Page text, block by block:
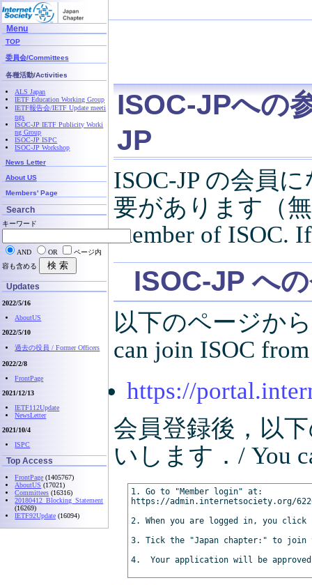
ISOC-JPへの
JP
ISOC-JP の会員
要があります（
member of ISOC.
ISOC-JP へ
以下のページか
can join ISOC
https://
会員登録後，以
いします．/ You
1. Go to "Member login" at:
https://admin.internetsociety.org/
2. When you are logged in, you
3. Tick the "Japan chapter:" to join
4.  Your application will be
Menu
TOP
委員会/Committees
各種活動/Activities
ALS Japan
IETF Education Working Group
IETF報告会/IETF Update meeti
ngs
ISOC-JP IETF Publicity Worki
ng Group
ISOC-JP ISPC
ISOC-JP Workshop
News Letter
About US
Members' Page
Search
キーワード
AND OR
ページ内
容も含める
Updates
2022/5/16
AboutUS
2022/5/10
過去の役員 / Former Officers
2022/2/8
FrontPage
2021/12/13
IETF112Update
NewsLetter
2021/10/4
ISPC
Top Access
FrontPage (1405767)
AboutUS (17021)
Committees (16316)
20180412_Blocking_Statement
(16269)
IETF92Update (16094)